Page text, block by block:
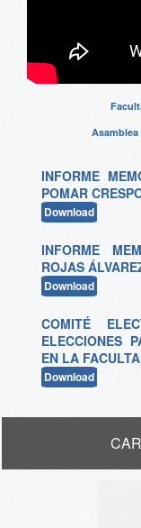
Asamblea
INFORME
POMAR
Download
INFORME
ROJAS
Download
COMITÉ
ELECCIONES
EN LA
Download